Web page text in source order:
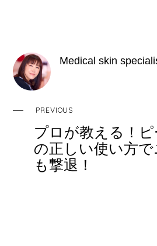
b
o
o
k
a
st
Medical skin
PREVIOUS
プロが教える！
の正しい使い方で
も撃退！